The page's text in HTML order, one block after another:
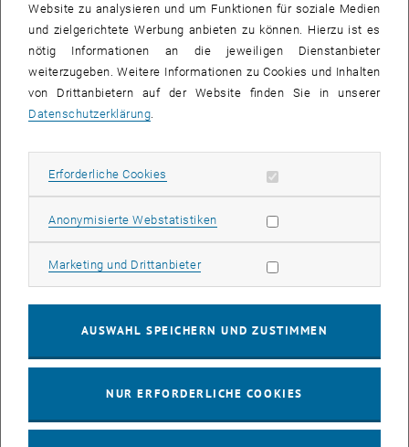
Bild
Lernen Sie durch interaktive Methoden wie Präsentationen,
Diskussionen, Rollenspiele und Feedback-Sitzungen.
Lernen Sie durch interaktive Methoden wie Präsentationen,
Überblick | Kompaktprogramm Negotiations
Key Facts
Zielgruppe
TU Wien Academy Benefits
Termine
Vortragende
Website zu analysieren und um Funktionen für soziale Medien
und zielgerichtete Werbung anbieten zu können. Hierzu ist es
nötig Informationen an die jeweiligen Dienstanbieter
weiterzugeben. Weitere Informationen zu Cookies und Inhalten
von Drittanbietern auf der Website finden Sie in unserer
Datenschutzerklärung
Erforderliche Cookies Erforderliche Cookies zulassen
Anonymisierte WebstatistikenStatistik Cookies zulassen
Marketing und DrittanbieterMarketing Cookies zulassen
AUSWAHL SPEICHERN UND ZUSTIMMEN
NUR ERFORDERLICHE COOKIES